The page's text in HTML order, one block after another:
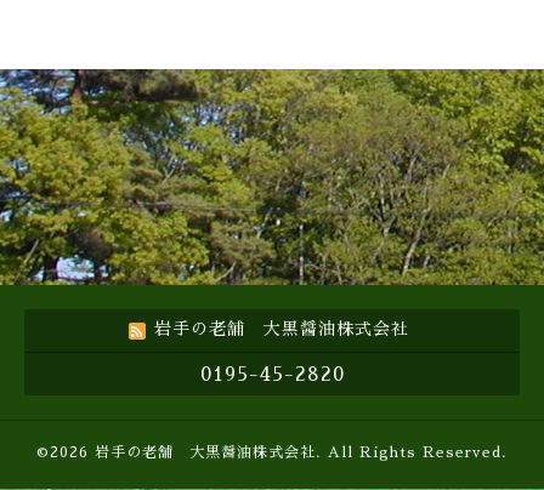
岩手の老舗 大黒醤油株式会社
0195-45-2820
©2026 岩手の老舗 大黒醤油株式会社. All Rights Reserved.